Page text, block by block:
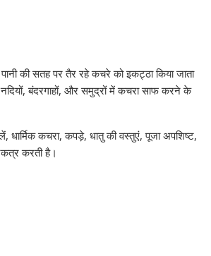
की सतह पर तैर रहे कचरे को इकट्ठा किया जाता
बंदरगाहों, और समुद्रों में कचरा साफ करने के
धार्मिक कचरा, कपड़े, धातु की वस्तुएं, पूजा अपशिष्ट,
करती है।